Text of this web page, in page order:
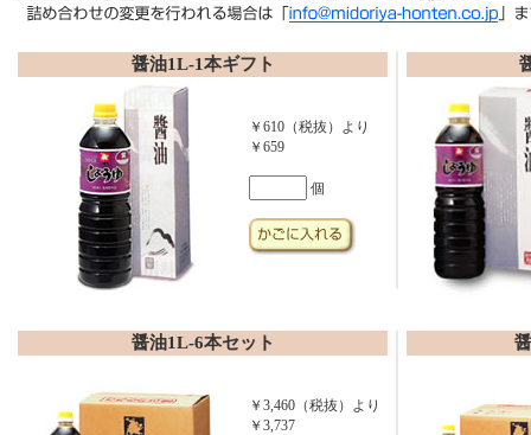
醤油1L-1本ギフト
￥610（税抜）より
￥659
個
醤油1L-6本セット
￥3,460（税抜）より
￥3,737